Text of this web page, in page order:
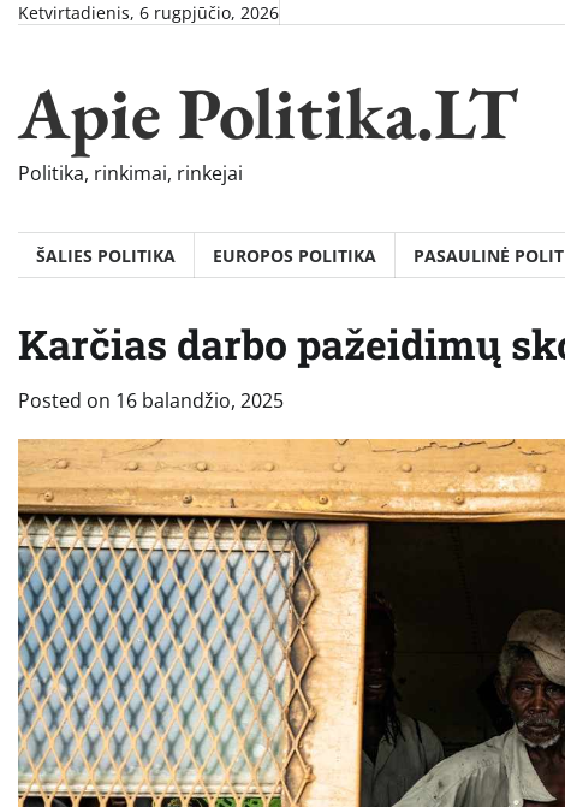
SkipKetvirtadienis, 6 rugpjūčio, 2026
Apie Politika.LT
Politika, rinkimai, rinkejai
ŠALIES POLITIKA EUROPOS POLITIKA PASAULINĖ
Karčias darbo pažeidimų
Posted on 16 balandžio, 2025